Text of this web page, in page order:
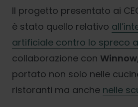
Il progetto presentato ai
è stato quello relativo
artificiale contro lo spreco
collaborazione con Winnow
portato non solo nelle
ristoranti ma anche nelle